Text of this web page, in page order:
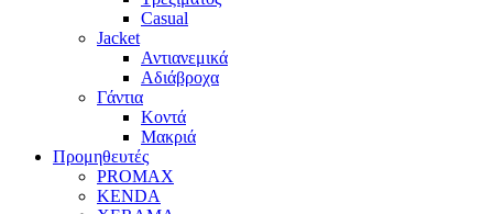
Casual
Jacket
Αντιανεμικά
Αδιάβροχα
Γάντια
Κοντά
Μακριά
Προμηθευτές
PROMAX
KENDA